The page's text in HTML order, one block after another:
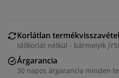
Korlátlan termékvisszavétel
Időkorlát nélkül - bármelyik
Árgarancia
30 napos árgarancia minden
Személyre szabott